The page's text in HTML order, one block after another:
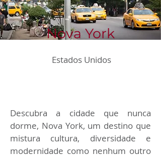
Nova York
Estados Unidos
Descubra a cidade que nunca
dorme, Nova York, um destino que
mistura cultura, diversidade e
modernidade como nenhum outro